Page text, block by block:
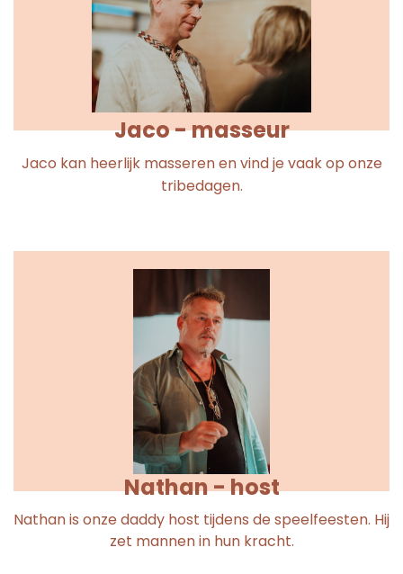
Jaco - masseur
Jaco kan heerlijk masseren en vind je vaak op onze
tribedagen.
Nathan - host
Nathan is onze daddy host tijdens de speelfeesten. Hij
zet mannen in hun kracht.